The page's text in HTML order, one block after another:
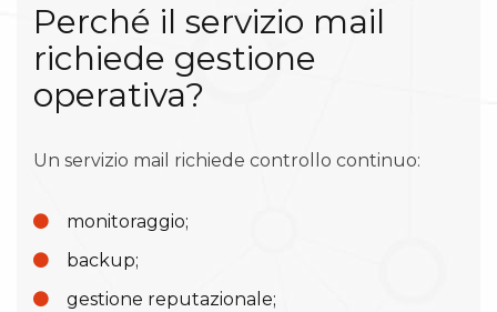
Perché il servizio mail
richiede gestione
operativa?
Un servizio mail richiede controllo continuo:
monitoraggio;
backup;
gestione reputazionale;